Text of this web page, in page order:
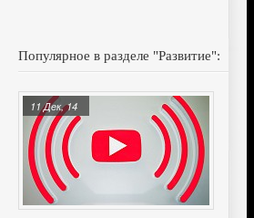
Популярное в разделе "Развитие":
11 Дек, 14